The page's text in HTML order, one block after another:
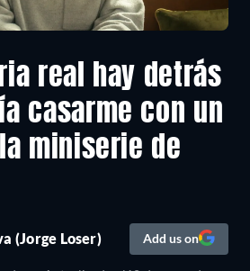
real hay detrás
casarme con un
miniserie de
(Jorge Loser) Add us on